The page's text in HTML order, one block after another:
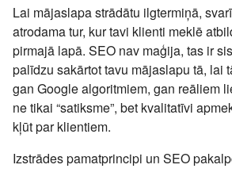
Lai mājaslapastrādātu ilgtermiņā,
atrodama tur, kur tavi klienti meklē
pirmajā lapā. SEO nav maģija, tas ir
palīdzu sakārtot tavu mājaslapu tā, lai
gan Google algoritmiem, gan reāliem
ne tikai “satiksme”, bet kvalitatīvi
kļūt par klientiem.
Izstrādes pamatprincipi un SEO